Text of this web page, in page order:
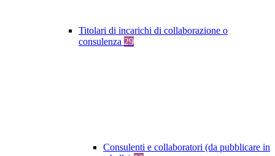
Titolari di incarichi di collaborazione o
consulenza 29
Consulenti e collaboratori (da pubblicare in